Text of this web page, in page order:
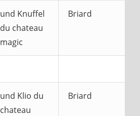
und Knuffel
du chateau
magic
Briard
und Klio du
chateau
Briard